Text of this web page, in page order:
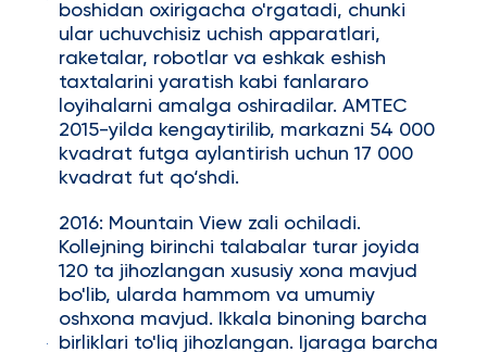
boshidan oxirigacha o'rgatadi, chunki
ular uchuvchisiz uchish apparatlari,
raketalar, robotlar va eshkak eshish
taxtalarini yaratish kabi fanlararo
loyihalarni amalga oshiradilar. AMTEC
2015-yilda kengaytirilib, markazni 54 000
kvadrat futga aylantirish uchun 17 000
kvadrat fut qo‘shdi.
2016: Mountain View zali ochiladi.
Kollejning birinchi talabalar turar joyida
120 ta jihozlangan xususiy xona mavjud
bo'lib, ularda hammom va umumiy
oshxona mavjud. Ikkala binoning barcha
birliklari to'liq jihozlangan. Ijaraga barcha